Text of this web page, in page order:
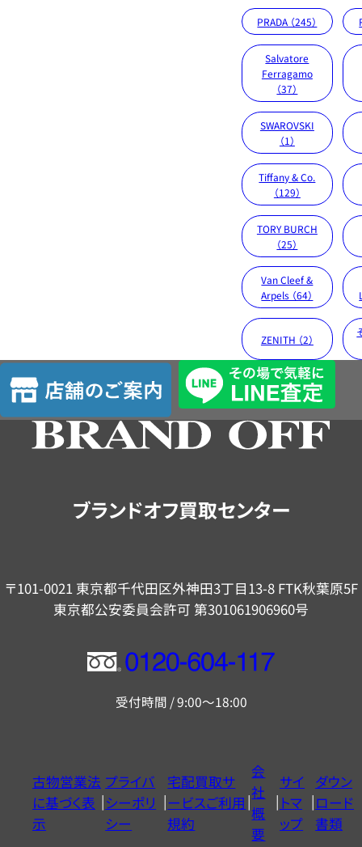
PRADA （245）
Salvatore
Ferragamo
（37）
SWAROVSKI
（1）
Tiffany & Co.
（129）
TORY BURCH
（25）
Van Cleef &
Arpels （64）
ZENITH （2）
店
舗
の
ブランドオフ買取センター
〒101-0021 東京都千代田区外神田3丁目13-8 FTK秋葉原5F
東京都公安委員会許可 第301061906960号
フ
ー
ヤ
ル
0120604117
受付時間 / 9:00～18:00
古物営業法
に基づく表
示
プライバ
シーポリ
シー
宅配買取サ
ービスご利用
規約
会
社
概
要
サイ
トマ
ップ
ダウン
ロード
書類